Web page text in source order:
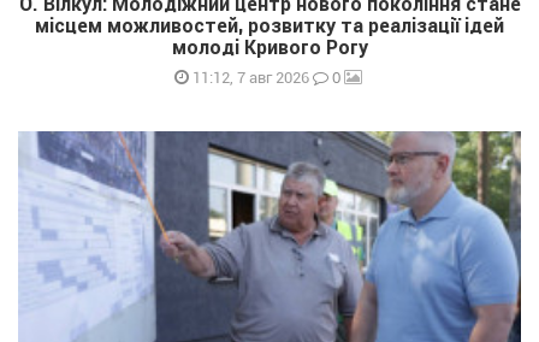
місцем можливостей, розвитку та реалізації ідей
молоді Кривого Рогу
11:12, 7 авг 2026 0